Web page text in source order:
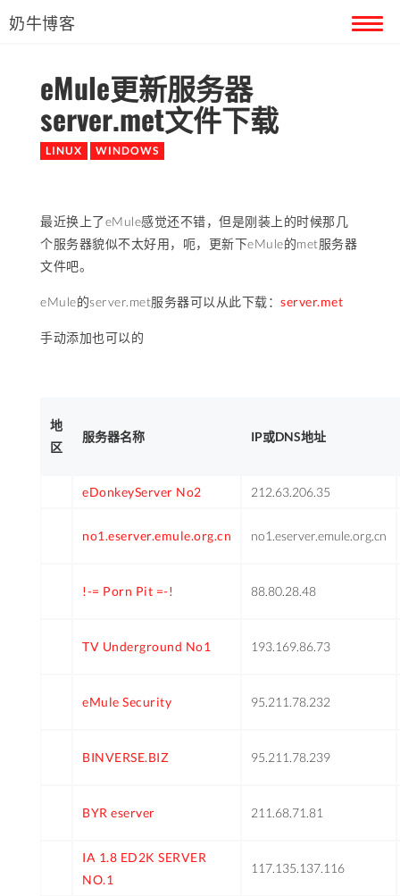
奶牛博客
首页
留言本
eMule更新服务器
server.met文件下载
LINUX WINDOWS
最近换上了eMule感觉还不错，但是刚装上的时候那几
个服务器貌似不太好用，呃，更新下eMule的met服务器
文件吧。
eMule的server.met服务器可以从此下载： server.met
手动添加也可以的
地
区
服务器名称 IP或DNS地址
eDonkeyServer No2 212.63.206.35
no1.eserver.emule.org.cn no1.eserver.emule.org.cn
!-= Porn Pit =-! 88.80.28.48
TV Underground No1 193.169.86.73
eMule Security 95.211.78.232
BINVERSE.BIZ 95.211.78.239
BYR eserver 211.68.71.81
IA 1.8 ED2K SERVER
NO.1
117.135.137.116